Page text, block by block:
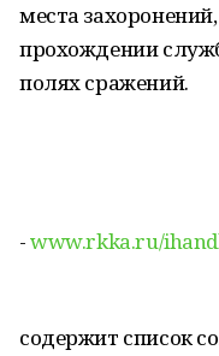
места
прохождении
полях сражений.
-www.rkka.ru/
содержит список